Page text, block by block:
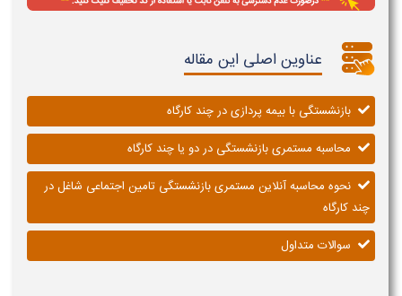
عناوین اصلی این مقاله
بازنشستگی با بیمه پردازی در چند کارگاه
محاسبه مستمری بازنشستگی در دو یا چند کارگاه
نحوه محاسبه آنلاین مستمری بازنشستگی تامین اجتماعی شاغل در
چند کارگاه
سوالات متداول